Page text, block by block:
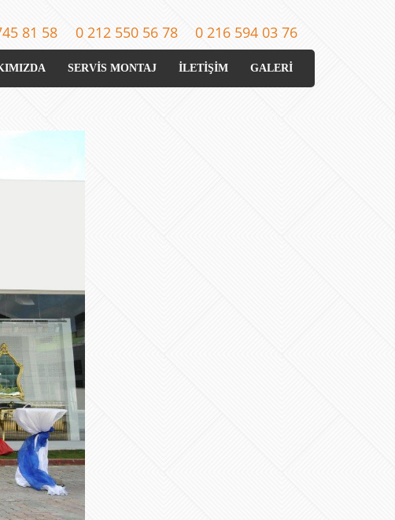
81 58 0 212 550 56 78 0 216 594 03 76
SERVİS MONTAJ İLETİŞİM GALERİ